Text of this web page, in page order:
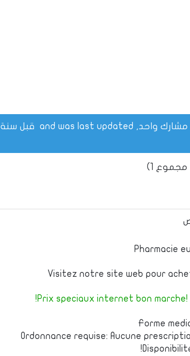
قبل
1)
Pharmacie
Visitez notre site web pour
Prix speciaux internet bon marche!
Forme
Ordonnance requise: Aucune